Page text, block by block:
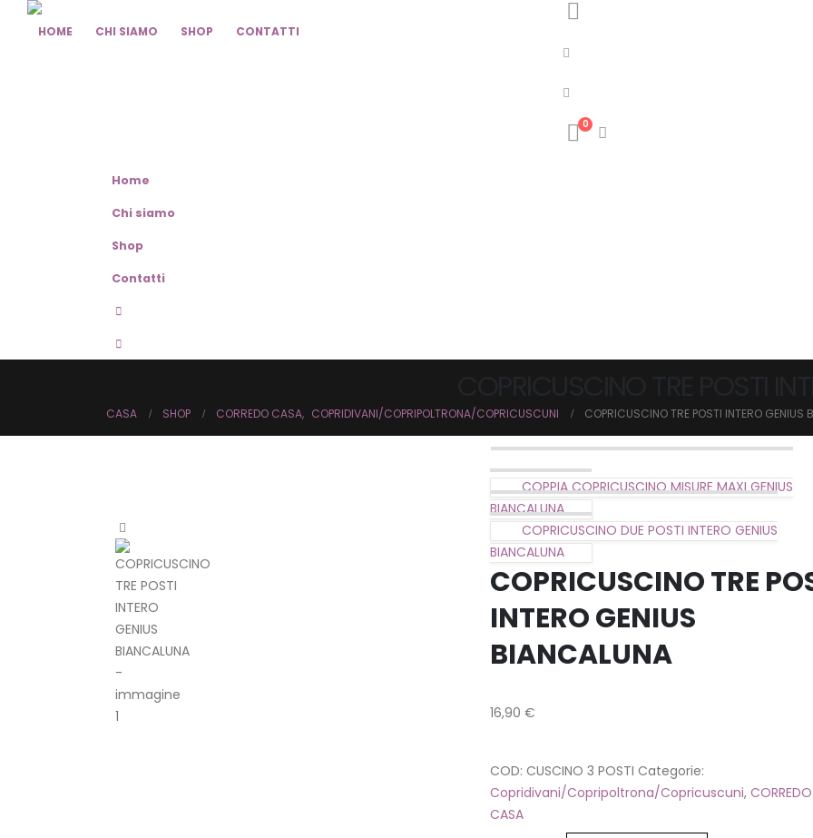
HOME CHI SIAMO SHOP CONTATTI
0
Home
Chi siamo
Shop
Contatti
CASA SHOP CORREDO CASA, COPRIDIVANI/COPRIPOLTRONA/COPRICUSCUNI COPRICUSCINO TRE POSTI INTERO GENIUS
COPPIA COPRICUSCINO MISURE MAXI GENIUS
BIANCALUNA
COPRICUSCINO DUE POSTI INTERO GENIUS
BIANCALUNA
COPRICUSCINO TRE
INTERO GENIUS
BIANCALUNA
16,90 €
COD: CUSCINO 3 POSTI Categorie:
Copridivani/Copripoltrona/Copricuscuni, CORREDO
CASA